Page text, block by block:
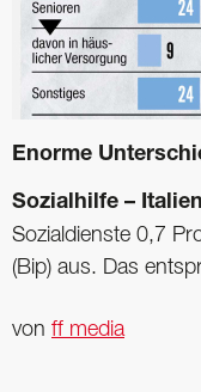
Enorme
Sozialhilfe –
Sozialdienste 0,7
(Bip) aus. Das
von ff media